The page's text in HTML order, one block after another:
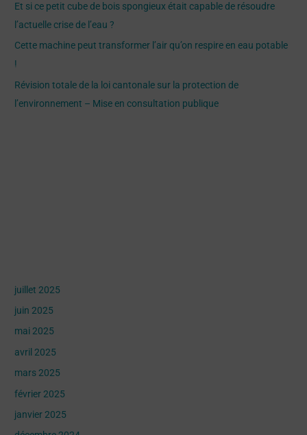
e
r
:
Et si ce petit cube de bois spongieux était capable de résoudre
l’actuelle crise de l’eau ?
Cette machine peut transformer l’air qu’on respire en eau potable
!
Révision totale de la loi cantonale sur la protection de
l’environnement – Mise en consultation publique
juillet 2025
juin 2025
mai 2025
avril 2025
mars 2025
février 2025
janvier 2025